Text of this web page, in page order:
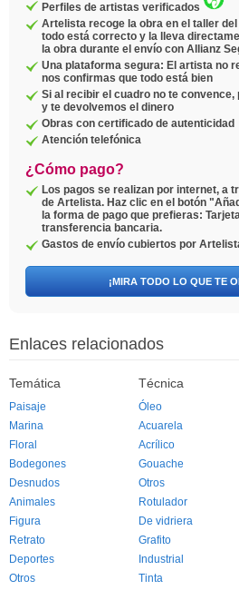
Perfiles de artistas verificados
Artelista recoge la obra en el taller
todo está correcto y la lleva
la obra durante el envío con Allianz
Una plataforma segura: El artista no
nos confirmas que todo está bien
Si al recibir el cuadro no te
y te devolvemos el dinero
Obras con certificado de autenticidad
Atención telefónica
¿Cómo pago?
Los pagos se realizan por internet, a
de Artelista. Haz clic en el botón
la forma de pago que prefieras:
transferencia bancaria.
Gastos de envío cubiertos por
¡MIRA TODO LO QUE TE
Enlaces relacionados
Temática
Paisaje
Marina
Floral
Bodegones
Desnudos
Animales
Figura
Retrato
Deportes
Otros
Técnica
Óleo
Acuarela
Acrílico
Gouache
Otros
Rotulador
De vidriera
Grafito
Industrial
Tinta